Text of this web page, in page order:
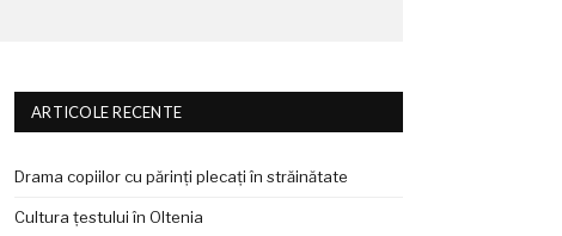
ARTICOLE RECENTE
Drama copiilor cu părinți plecați în străinătate
Cultura țestului în Oltenia